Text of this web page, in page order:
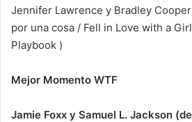
Jennifer Lawrence y Bradley
por una cosa / Fell in Love with a
Playbook )
Mejor Momento WTF
Jamie Foxx y Samuel L. Jackson